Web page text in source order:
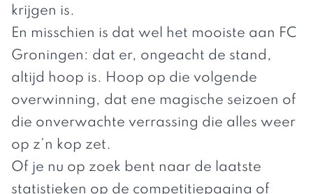
krijgen is.
En misschien is dat wel het mooiste aan FC
Groningen: dat er, ongeacht de stand,
altijd hoop is. Hoop op die volgende
overwinning, dat ene magische seizoen of
die onverwachte verrassing die alles weer
op z’n kop zet.
Of je nu op zoek bent naar de laatste
statistieken op de competitiepagina of